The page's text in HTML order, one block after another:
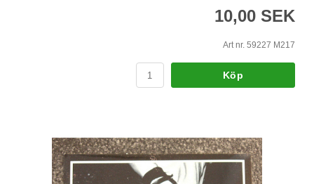
10,00 SEK
Art nr. 59227 M217
Köp